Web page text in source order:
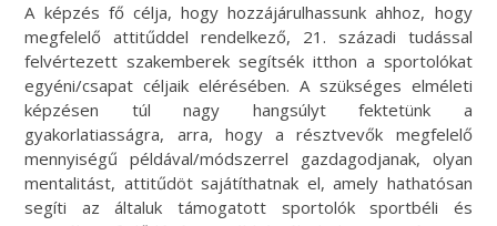
A képzés fő célja, hogy hozzájárulhassunk ahhoz, hogy
megfelelő attitűddel rendelkező, 21. századi tudással
felvértezett szakemberek segítsék itthon a sportolókat
egyéni/csapat céljaik elérésében. A szükséges elméleti
képzésen túl nagy hangsúlyt fektetünk a
gyakorlatiasságra, arra, hogy a résztvevők megfelelő
mennyiségű példával/módszerrel gazdagodjanak, olyan
mentalitást, attitűdöt sajátíthatnak el, amely hathatósan
segíti az általuk támogatott sportolók sportbéli és